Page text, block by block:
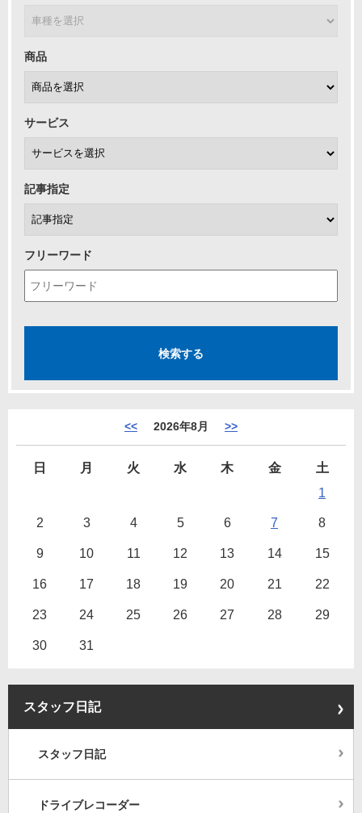
商品
サービス
記事指定
フリーワード
<< 2026年8月 >>
日 月 火 水 木 金
土
1
2 3 4 5 6 7 8
9 10 11 12 13 14 15
16 17 18 19 20 21 22
23 24 25 26 27 28 29
30 31
スタッフ日記
スタッフ日記
ドライブレコーダー